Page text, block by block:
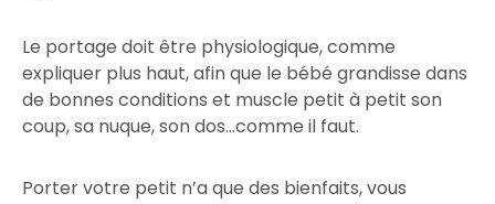
Le portage doit être physiologique, comme
expliquer plus haut, afin que le bébé grandisse dans
de bonnes conditions et muscle petit à petit son
coup, sa nuque, son dos…comme il faut.
Porter votre petit n’a que des bienfaits, vous